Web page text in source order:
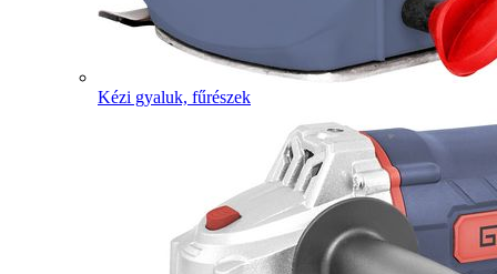
Kézi gyaluk, fűrészek